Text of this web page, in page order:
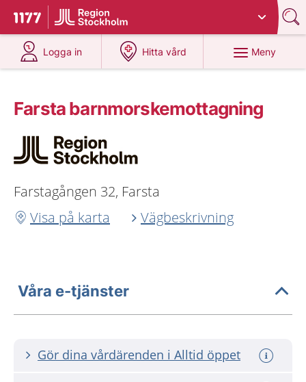
Till startsidan för 1177
Du har valt region
Logga in
på 1177.se
Hitta vård
på 1177.se
Meny
Farsta barnmorskemottagning
Farstagången 32, Farsta
Visa på karta
Vägbeskrivning
Våra e-tjänster
Gör dina vårdärenden i Alltid öppet